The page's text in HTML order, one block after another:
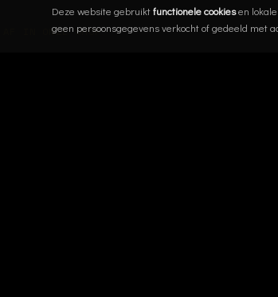
Deze website gebruiktfunctionele cookiesen
geen persoonsgegevens verkocht of gedeeld met
AF IN ONZE SHOP